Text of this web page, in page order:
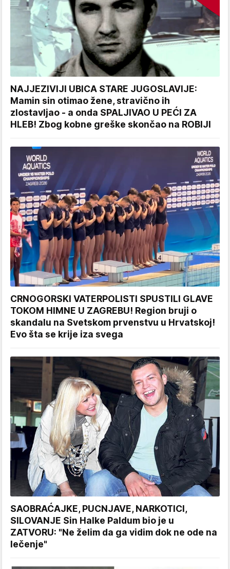
NAJJEZIVIJI UBICA STARE JUGOSLAVIJE:
Mamin sin otimao žene, stravično ih
zlostavljao - a onda SPALJIVAO U PEĆI ZA
HLEB! Zbog kobne greške skončao na ROBIJI
CRNOGORSKI VATERPOLISTI SPUSTILI GLAVE
TOKOM HIMNE U ZAGREBU! Region bruji o
skandalu na Svetskom prvenstvu u Hrvatskoj!
Evo šta se krije iza svega
SAOBRAĆAJKE, PUCNJAVE, NARKOTICI,
SILOVANJE Sin Halke Paldum bio je u
ZATVORU: "Ne želim da ga vidim dok ne ode na
lečenje"